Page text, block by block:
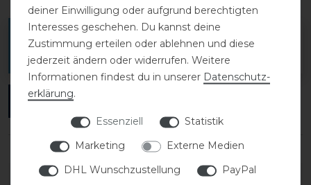
Melde dich an, um eine Kundenrezension zu
verfassen.
ANMELDEN
DETAILS ZUR PRODUKTSICHERHEIT
deiner Einwilligung oder aufgrund berechtigten
Interesses geschehen. Du kannst deine
Zustimmung erteilen oder ablehnen und diese
jederzeit ändern oder widerrufen. Weitere
Informationen findest du in unserer Daten­schutz­
erklärung.
Essenziell
Statistik
Marketing
Externe Medien
DHL Wunschzustellung
PayPal